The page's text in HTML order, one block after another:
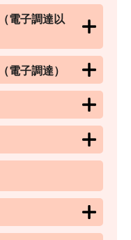
電子調達以
電子調達）